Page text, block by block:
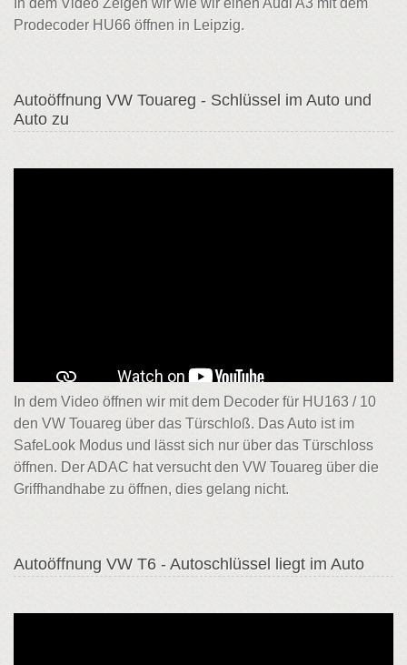
In dem Video Zeigen wir wie wir einen Audi A3 mit dem
Prodecoder HU66 öffnen in Leipzig.
Autoöffnung VW Touareg - Schlüssel im Auto und
Auto zu
In dem Video öffnen wir mit dem Decoder für HU163 / 10
den VW Touareg über das Türschloß. Das Auto ist im
SafeLook Modus und lässt sich nur über das Türschloss
öffnen. Der ADAC hat versucht den VW Touareg über die
Griffhandhabe zu öffnen, dies gelang nicht.
Autoöffnung VW T6 - Autoschlüssel liegt im Auto